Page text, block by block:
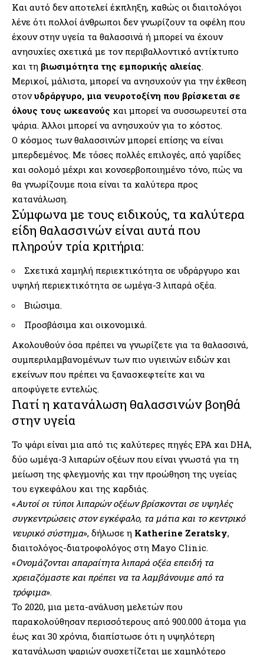
Και αυτό δεν αποτελεί έκπληξη, καθώς οι διαιτολόγοι
λένε ότι πολλοί άνθρωποι δεν γνωρίζουν τα οφέλη που
έχουν στην υγεία τα θαλασσινά ή μπορεί να έχουν
ανησυχίες σχετικά με τον περιβαλλοντικό αντίκτυπο
και τη βιωσιμότητα της εμπορικής αλιείας.
Μερικοί, μάλιστα, μπορεί να ανησυχούν για την έκθεση
στονυδράργυρο, μια νευροτοξίνη που βρίσκεται σε
όλους τους ωκεανούς και μπορεί να συσσωρευτεί στα
ψάρια. Άλλοι μπορεί να ανησυχούν για το κόστος.
Ο κόσμος των θαλασσινών μπορεί επίσης να είναι
μπερδεμένος. Με τόσες πολλές επιλογές, από γαρίδες
και σολομό μέχρι και κονσερβοποιημένο τόνο, πώς να
θα γνωρίζουμε ποια είναι τα καλύτερα προς
κατανάλωση.
Σύμφωνα με τους ειδικούς, τα καλύτερα
είδη θαλασσινών είναι αυτά που
πληρούν τρία κριτήρια:
Σχετικά χαμηλή περιεκτικότητα σε υδράργυρο και
υψηλή περιεκτικότητα σε ωμέγα-3 λιπαρά οξέα.
Βιώσιμα.
Προσβάσιμα και οικονομικά.
Ακολουθούν όσα πρέπει να γνωρίζετε για τα θαλασσινά,
συμπεριλαμβανομένων των πιο υγιεινών ειδών και
εκείνων που πρέπει να ξανασκεφτείτε και να
αποφύγετε εντελώς.
Γιατί η κατανάλωση θαλασσινών βοηθά
στην υγεία
Το ψάρι είναι μια από τις καλύτερες πηγές EPA και DHA,
δύο ωμέγα-3 λιπαρών οξέων που είναι γνωστά για τη
μείωση της φλεγμονής και την προώθηση της υγείας
του εγκεφάλου και της καρδιάς.
«Αυτοί οι τύποι λιπαρών οξέων βρίσκονται σε υψηλές
συγκεντρώσεις στον εγκέφαλο, τα μάτια και το κεντρικό
νευρικό σύστημα», δήλωσε η Katherine Zeratsky,
διαιτολόγος-διατροφολόγος στη Mayo Clinic.
«Ονομάζονται απαραίτητα λιπαρά οξέα επειδή τα
χρειαζόμαστε και πρέπει να τα λαμβάνουμε από τα
τρόφιμα».
Το 2020, μια μετα-ανάλυση μελετών που
παρακολούθησαν περισσότερους από 900.000 άτομα για
έως και 30 χρόνια, διαπίστωσε ότι η υψηλότερη
κατανάλωση ψαριών συσχετίζεται με χαμηλότερο